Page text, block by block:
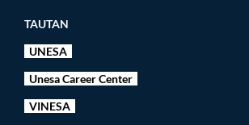
TAUTAN
UNESA
Unesa Career Center
VINESA